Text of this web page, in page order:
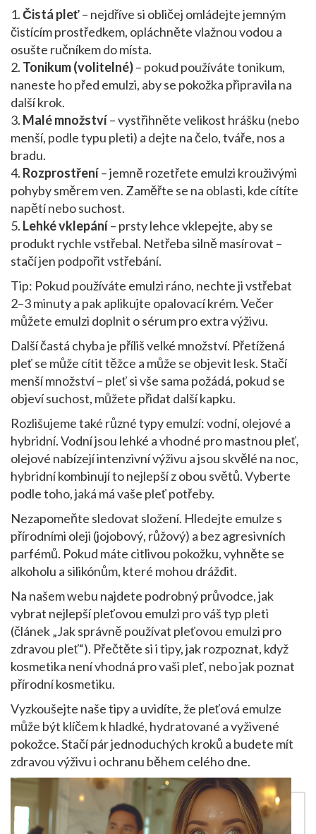
1.Čistá pleť– nejdříve si obličej omládejte jemným
čistícím prostředkem, opláchněte vlažnou vodou a
osušte ručníkem do místa.
2. Tonikum (volitelné)– pokud používáte tonikum,
naneste ho před emulzi, aby se pokožka připravila na
další krok.
3. Malé množství– vystřihněte velikost hrášku (nebo
menší, podle typu pleti) a dejte na čelo, tváře, nos a
bradu.
4. Rozprostření– jemně rozetřete emulzi krouživými
pohyby směrem ven. Zaměřte se na oblasti, kde cítíte
napětí nebo suchost.
5. Lehké vklepání– prsty lehce vklepejte, aby se
produkt rychle vstřebal. Netřeba silně masírovat –
stačí jen podpořit vstřebání.
Tip: Pokud používáte emulzi ráno, nechte ji vstřebat
2–3 minuty a pak aplikujte opalovací krém. Večer
můžete emulzi doplnit o sérum pro extra výživu.
Další častá chyba je příliš velké množství. Přetížená
pleť se může cítit těžce a může se objevit lesk. Stačí
menší množství – pleť si vše sama požádá, pokud se
objeví suchost, můžete přidat další kapku.
Rozlišujeme také různé typy emulzí: vodní, olejové a
hybridní. Vodní jsou lehké a vhodné pro mastnou pleť,
olejové nabízejí intenzivní výživu a jsou skvělé na noc,
hybridní kombinují to nejlepší z obou světů. Vyberte
podle toho, jaká má vaše pleť potřeby.
Nezapomeňte sledovat složení. Hledejte emulze s
přírodními oleji (jojobový, růžový) a bez agresivních
parfémů. Pokud máte citlivou pokožku, vyhněte se
alkoholu a silikónům, které mohou dráždit.
Na našem webu najdete podrobný průvodce, jak
vybrat nejlepší pleťovou emulzi pro váš typ pleti
(článek „Jak správně používat pleťovou emulzi pro
zdravou pleť“). Přečtěte si i tipy, jak rozpoznat, když
kosmetika není vhodná pro vaši pleť, nebo jak poznat
přírodní kosmetiku.
Vyzkoušejte naše tipy a uvidíte, že pleťová emulze
může být klíčem k hladké, hydratované a vyživené
pokožce. Stačí pár jednoduchých kroků a budete mít
zdravou výživu i ochranu během celého dne.